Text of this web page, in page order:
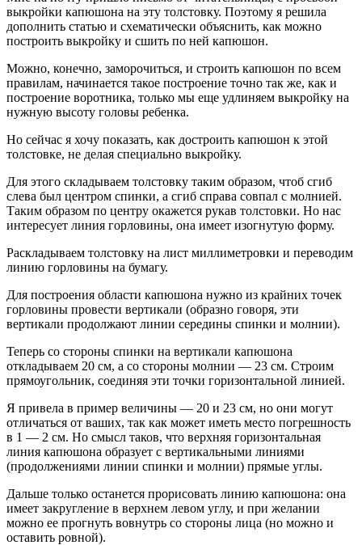
выкройки капюшона на эту толстовку. Поэтому я решила
дополнить статью и схематически объяснить, как можно
построить выкройку и сшить по ней капюшон.
Можно, конечно, заморочиться, и строить капюшон по всем
правилам, начинается такое построение точно так же, как и
построение воротника, только мы еще удлиняем выкройку на
нужную высоту головы ребенка.
Но сейчас я хочу показать, как достроить капюшон к этой
толстовке, не делая специально выкройку.
Для этого складываем толстовку таким образом, чтоб сгиб
слева был центром спинки, а сгиб справа совпал с молнией.
Таким образом по центру окажется рукав толстовки. Но нас
интересует линия горловины, она имеет изогнутую форму.
Раскладываем толстовку на лист миллиметровки и переводим
линию горловины на бумагу.
Для построения области капюшона нужно из крайних точек
горловины провести вертикали (образно говоря, эти
вертикали продолжают линии середины спинки и молнии).
Теперь со стороны спинки на вертикали капюшона
откладываем 20 см, а со стороны молнии — 23 см. Строим
прямоугольник, соединяя эти точки горизонтальной линией.
Я привела в пример величины — 20 и 23 см, но они могут
отличаться от ваших, так как может иметь место погрешность
в 1 — 2 см. Но смысл таков, что верхняя горизонтальная
линия капюшона образует с вертикальными линиями
(продолжениями линии спинки и молнии) прямые углы.
Дальше только останется прорисовать линию капюшона: она
имеет закругление в верхнем левом углу, и при желании
можно ее прогнуть вовнутрь со стороны лица (но можно и
оставить ровной).